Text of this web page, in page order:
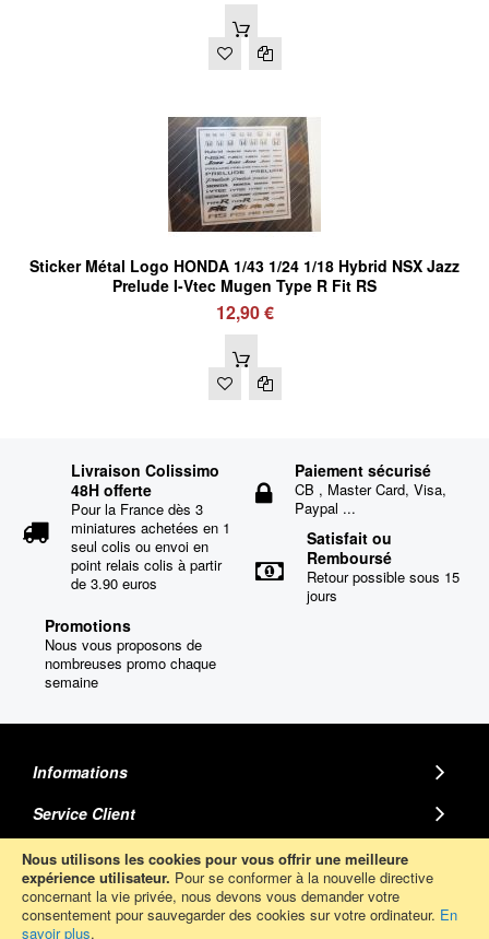
Nous utilisons les cookies pour vous offrir une meilleure
expérience utilisateur. Pour se conformer à la nouvelle directive
concernant la vie privée, nous devons vous demander votre
consentement pour sauvegarder des cookies sur votre ordinateur. En
savoir plus.
Sticker Métal Logo HONDA 1/43 1/24 1/18 Hybrid NSX Jazz
Prelude I-Vtec Mugen Type R Fit RS
12,90 €
Livraison Colissimo
48H offerte
Pour la France dès 3
miniatures achetées en 1
seul colis ou envoi en
point relais colis à partir
de 3.90 euros
Paiement sécurisé
CB , Master Card, Visa,
Paypal ...
Satisfait ou
Remboursé
Retour possible sous 15
jours
Promotions
Nous vous proposons de
nombreuses promo chaque
semaine
Informations
Service Client
MINIATURE AUTO
Abonnez-Vous